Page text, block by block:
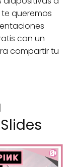
queremos
con un
compartir tu